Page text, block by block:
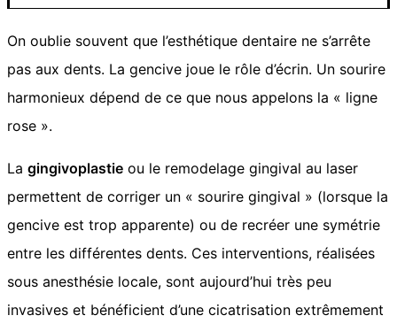
On oublie souvent que l’esthétique dentaire ne s’arrête
pas aux dents. La gencive joue le rôle d’écrin. Un sourire
harmonieux dépend de ce que nous appelons la « ligne
rose ».
La gingivoplastie ou le remodelage gingival au laser
permettent de corriger un « sourire gingival » (lorsque la
gencive est trop apparente) ou de recréer une symétrie
entre les différentes dents. Ces interventions, réalisées
sous anesthésie locale, sont aujourd’hui très peu
invasives et bénéficient d’une cicatrisation extrêmement